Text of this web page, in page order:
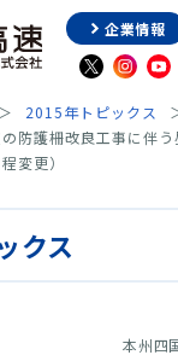
企業情報
2015年トピックス
防護柵改良工事に伴
変更）
クス
本州四